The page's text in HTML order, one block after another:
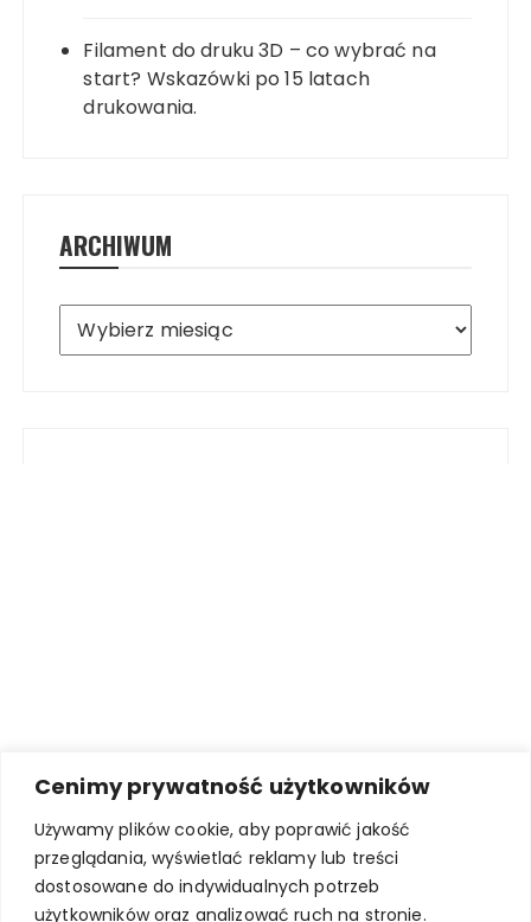
Cenimy prywatność użytkowników
Używamy plików cookie, aby poprawić jakość
przeglądania, wyświetlać reklamy lub treści
dostosowane do indywidualnych potrzeb
użytkowników oraz analizować ruch na stronie.
Filament do druku 3D – co wybrać na
start? Wskazówki po 15 latach
drukowania.
ARCHIWUM
Archiwum